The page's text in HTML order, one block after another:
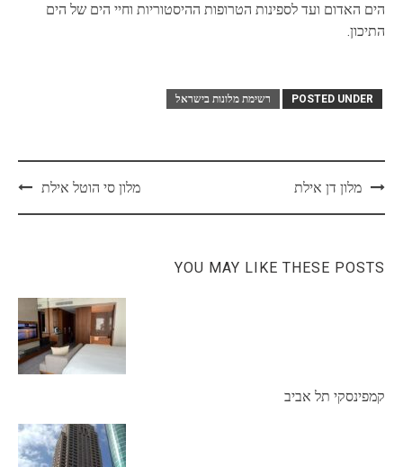
הים האדום ועד לספינות הטרופות ההיסטוריות וחיי הים של הים
התיכון.
POSTED UNDER רשימת מלונות בישראל
Postמלון דן אילת מלון סי הוטל אילת
YOU MAY LIKE THESE POSTS
קמפינסקי תל אביב